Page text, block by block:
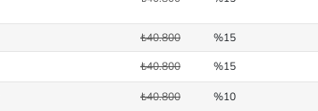
₺40.800 %15
₺40.800 %15
₺40.800 %10